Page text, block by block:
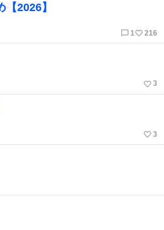
2026】
chat_bubble_outline 1 favorite_border 216
favorite_border 3
favorite_border 3